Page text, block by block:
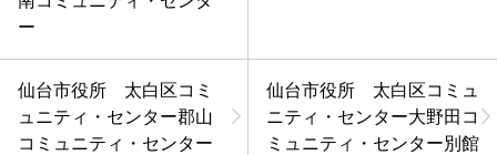
ー
仙台市役所 太白区コミ
ュニティ・センター郡山
コミュニティ・センター
仙台市役所 太白区コミュ
ニティ・センター大野田コ
ミュニティ・センター別館